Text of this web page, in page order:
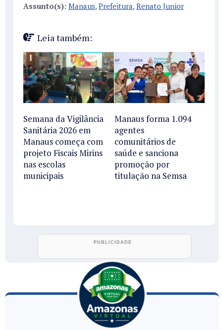
Assunto(s): Manaus, Prefeitura, Renato Junior
Leia também:
Semana da Vigilância
Sanitária 2026 em
Manaus começa com
projeto Fiscais Mirins
nas escolas
municipais
Manaus forma 1.094
agentes
comunitários de
saúde e sanciona
promoção por
titulação na Semsa